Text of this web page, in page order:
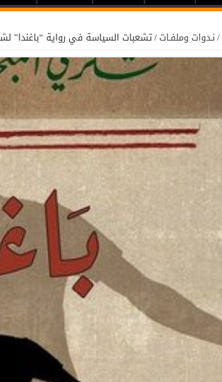
/نـدوات وملفـات/تشعبات السياسة في رواية “باغندا”